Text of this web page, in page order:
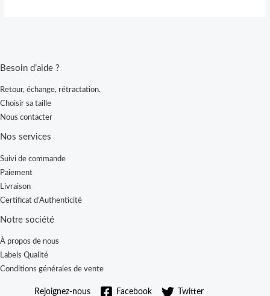
Besoin d’aide ?
Retour, échange, rétractation.
Choisir sa taille
Nous contacter
Nos services
Suivi de commande
Paiement
Livraison
Certificat d’Authenticité
Notre société
À propos de nous
Labels Qualité
Conditions générales de vente
Rejoignez-nous Facebook Twitter